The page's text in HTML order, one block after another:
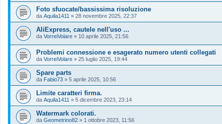
Foto sfuocate/bassissima risoluzione
da Aquila1411 » 28 novembre 2025, 22:37
AliExpress, cautele nell'uso ...
da VorreiVolare » 10 aprile 2025, 21:56
Problemi connessione e esagerato numero utenti collegati
da VorreiVolare » 25 luglio 2025, 19:44
Spare parts
da Fabio73 » 5 aprile 2025, 10:56
Limite caratteri firma.
da Aquila1411 » 5 dicembre 2023, 23:14
Watermark colorati.
da Geometrino82 » 1 ottobre 2023, 11:56